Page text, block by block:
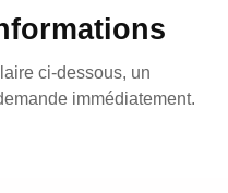
ci-dessous, un
immédiatement.